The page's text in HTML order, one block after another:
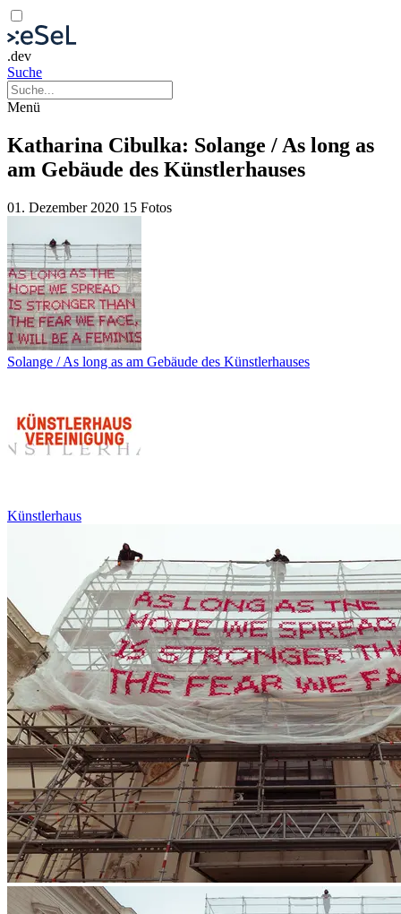
.dev
Suche
Menü
Katharina Cibulka: Solange / As long as
am Gebäude des Künstlerhauses
01. Dezember 2020 15 Fotos
Solange / As long as am Gebäude des Künstlerhauses
Künstlerhaus